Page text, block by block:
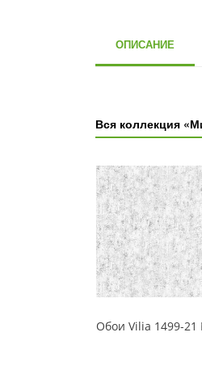
ОПИСАНИЕ
Вся коллекция